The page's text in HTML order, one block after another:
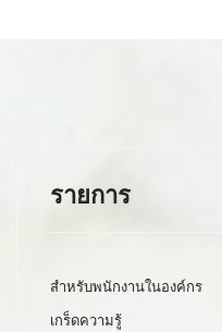
รายการ
สำหรับพนักงานในองค์กร
เกร็ดความรู้